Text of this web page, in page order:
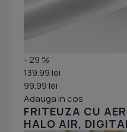
- 29 %
139.99 lei
99.99 lei
Adauga in cos
FRITEUZA CU
HALO AIR,